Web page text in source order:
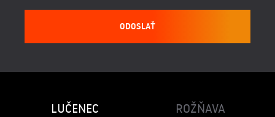
ODOSLAŤ
LUČENEC ROŽŇAVA